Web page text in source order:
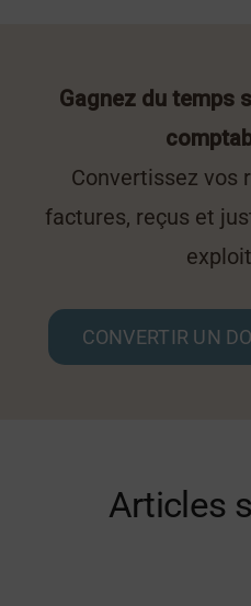
Gagnez du temps
Convertissez vos
factures, reçus et
CONVERTIR UN
Articles